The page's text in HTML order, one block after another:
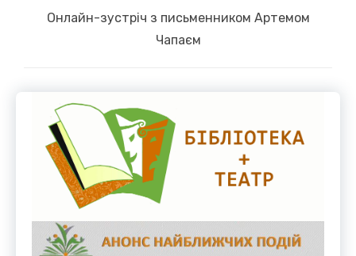
NextОнлайн-зустріч з письменником Артемом
Чапаєм